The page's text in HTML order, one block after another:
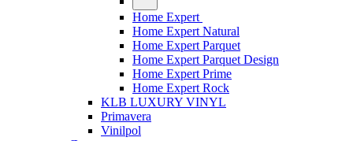
Home Expert
Home Expert Natural
Home Expert Parquet
Home Expert Parquet Design
Home Expert Prime
Home Expert Rock
KLB LUXURY VINYL
Primavera
Vinilpol